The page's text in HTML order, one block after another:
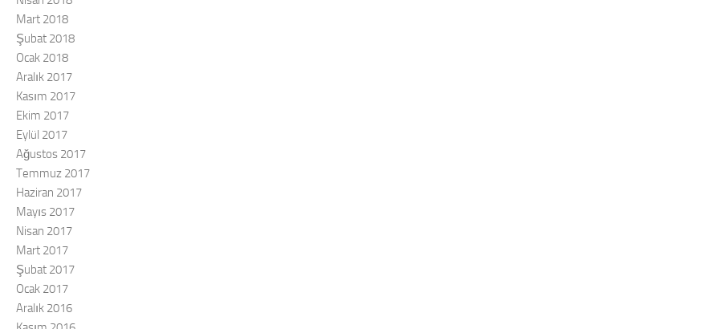
Mart 2018
Şubat 2018
Ocak 2018
Aralık 2017
Kasım 2017
Ekim 2017
Eylül 2017
Ağustos 2017
Temmuz 2017
Haziran 2017
Mayıs 2017
Nisan 2017
Mart 2017
Şubat 2017
Ocak 2017
Aralık 2016